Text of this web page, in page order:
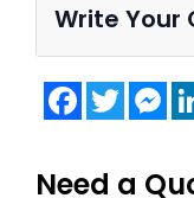
Write Your
FacebookTwitter
Need a